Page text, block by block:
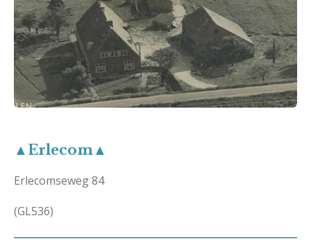
▲Erlecom▲
Erlecomseweg 84
(GL536)